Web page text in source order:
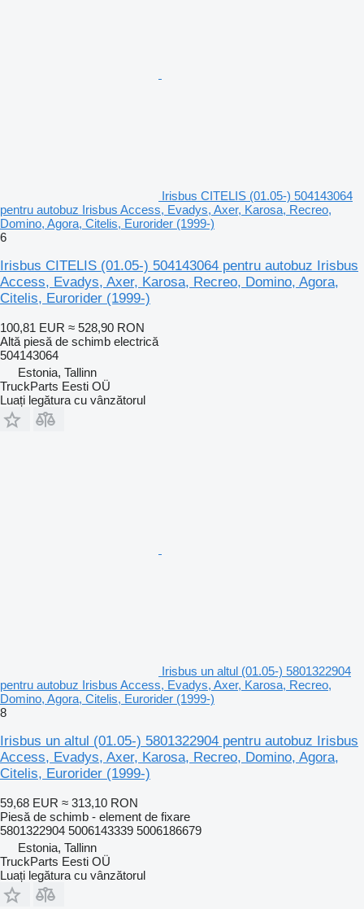
Irisbus CITELIS (01.05-) 504143064
pentru autobuz Irisbus Access, Evadys, Axer, Karosa, Recreo,
Domino, Agora, Citelis, Eurorider (1999-)
6
Irisbus CITELIS (01.05-) 504143064 pentru autobuz Irisbus
Access, Evadys, Axer, Karosa, Recreo, Domino, Agora,
Citelis, Eurorider (1999-)
100,81 EUR ≈ 528,90 RON
Altă piesă de schimb electrică
504143064
Estonia, Tallinn
TruckParts Eesti OÜ
Luați legătura cu vânzătorul
Irisbus un altul (01.05-) 5801322904
pentru autobuz Irisbus Access, Evadys, Axer, Karosa, Recreo,
Domino, Agora, Citelis, Eurorider (1999-)
8
Irisbus un altul (01.05-) 5801322904 pentru autobuz Irisbus
Access, Evadys, Axer, Karosa, Recreo, Domino, Agora,
Citelis, Eurorider (1999-)
59,68 EUR ≈ 313,10 RON
Piesă de schimb - element de fixare
5801322904 5006143339 5006186679
Estonia, Tallinn
TruckParts Eesti OÜ
Luați legătura cu vânzătorul